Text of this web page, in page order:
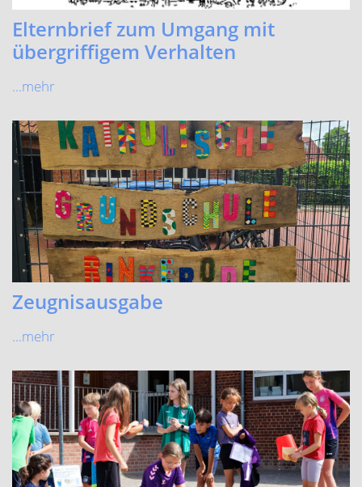
Spiel- und Sportfest
Viel Spaß für Klein und Groß beim Spiel- und Sportfest!
...mehr